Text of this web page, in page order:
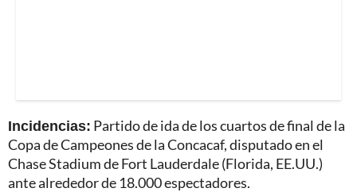
Incidencias: Partido de ida de los cuartos de final de la
Copa de Campeones de la Concacaf, disputado en el
Chase Stadium de Fort Lauderdale (Florida, EE.UU.)
ante alrededor de 18.000 espectadores.